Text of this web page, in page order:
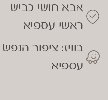
אבא חושי כביש
ראשי עספיא
בוויז: ציפור הנפש
עספיא